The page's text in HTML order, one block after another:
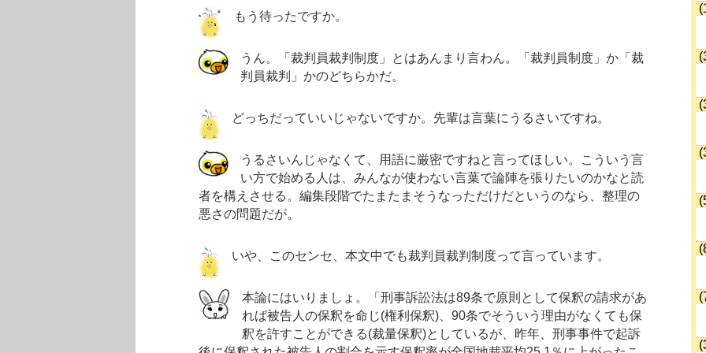
もう待ったですか。
うん。「裁判員裁判制度」とはあんまり言わん。「裁判員制度」か「裁
判員裁判」かのどちらかだ。
どっちだっていいじゃないですか。先輩は言葉にうるさいですね。
うるさいんじゃなくて、用語に厳密ですねと言ってほしい。こういう言
い方で始める人は、みんなが使わない言葉で論陣を張りたいのかなと読
者を構えさせる。編集段階でたまたまそうなっただけだというのなら、整理の
悪さの問題だが。
いや、このセンセ、本文中でも裁判員裁判制度って言っています。
本論にはいりましょ。「刑事訴訟法は89条で原則として保釈の請求があ
れば被告人の保釈を命じ(権利保釈)、90条でそういう理由がなくても保
釈を許すことができる(裁量保釈)としているが、昨年、刑事事件で起訴